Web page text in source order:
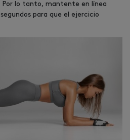
Por lo tanto, mantente en línea
para que el ejercicio